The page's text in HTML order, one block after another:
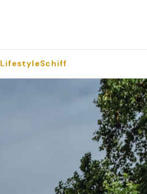
LifestyleSchiff